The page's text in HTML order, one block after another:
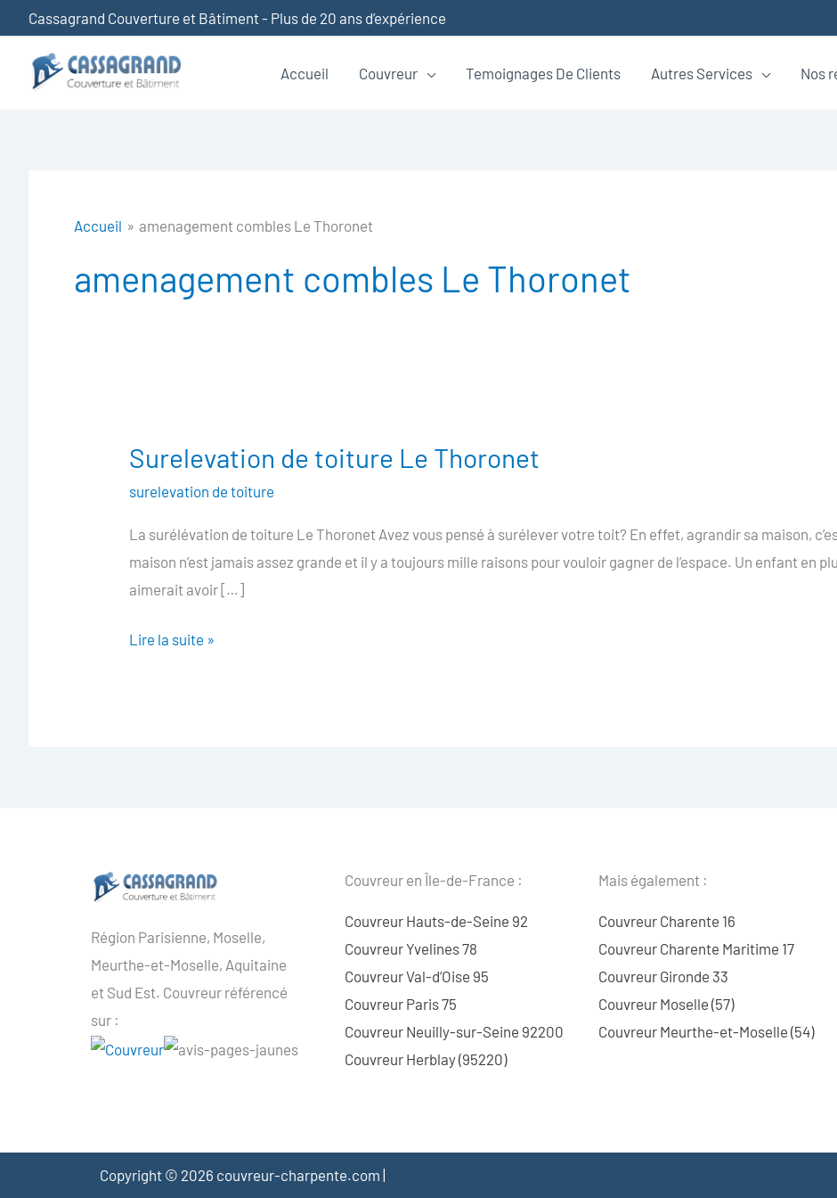
au
contenu
Cassagrand Couverture et Bâtiment - Plus de 20 ans d’expérience
Accueil Couvreur Temoignages De Clients Autres Services Nos
Accueil amenagement combles Le Thoronet
amenagement combles Le Thoronet
Surelevation de toiture Le Thoronet
surelevation de toiture
La surélévation de toiture Le Thoronet Avez vous pensé à surélever votre toit? En effet, agrandir sa maison,
maison n’est jamais assez grande et il y a toujours mille raisons pour vouloir gagner de l’espace. Un enfant en
aimerait avoir […]
Surelevation
Le
Thoronet
Lire la suite »
Région Parisienne, Moselle,
Meurthe-et-Moselle, Aquitaine
et Sud Est. Couvreur référencé
sur :
Couvreur en Île-de-France :
Couvreur Hauts-de-Seine 92
Couvreur Yvelines 78
Couvreur Val-d’Oise 95
Couvreur Paris 75
Couvreur Neuilly-sur-Seine 92200
Couvreur Herblay (95220)
Mais également :
Couvreur Charente 16
Couvreur Charente Maritime 17
Couvreur Gironde 33
Couvreur Moselle (57)
Couvreur Meurthe-et-Moselle (54)
Copyright © 2026 couvreur-charpente.com |